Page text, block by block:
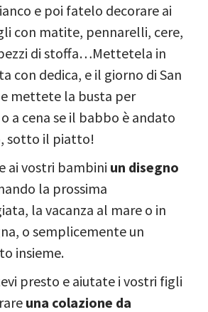
e poi fatelo decorare ai
con matite, pennarelli, cere,
di stoffa…Mettetela in
con dedica, e il giorno di San
mettete la busta per
a cena se il babbo è andato
sotto il piatto!
ai vostri bambini un disegno
la prossima
la vacanza al mare o in
o semplicemente un
insieme.
presto e aiutate i vostri figli
una colazione da